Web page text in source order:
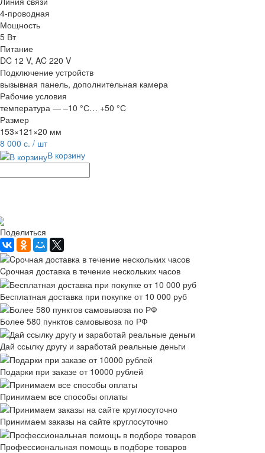
4-проводная
Мощность
5 Вт
Питание
DC 12 V, AC 220 V
Подключение устройств
вызывная панель, дополнительная камера
Рабочие условия
температура — –10 °С… +50 °С
Размер
153×121×20 мм
8 000 с. / шт
В корзину
Поделиться
Cрочная доставка в течение нескольких часов
Бесплатная доставка при покупке от 10 000 руб
Более 580 пунктов самовывоза по РФ
Дай ссылку другу и заработай реальные деньги
Подарки при заказе от 10000 рублей
Принимаем все способы оплаты
Принимаем заказы на сайте круглосуточно
Профессиональная помощь в подборе товаров